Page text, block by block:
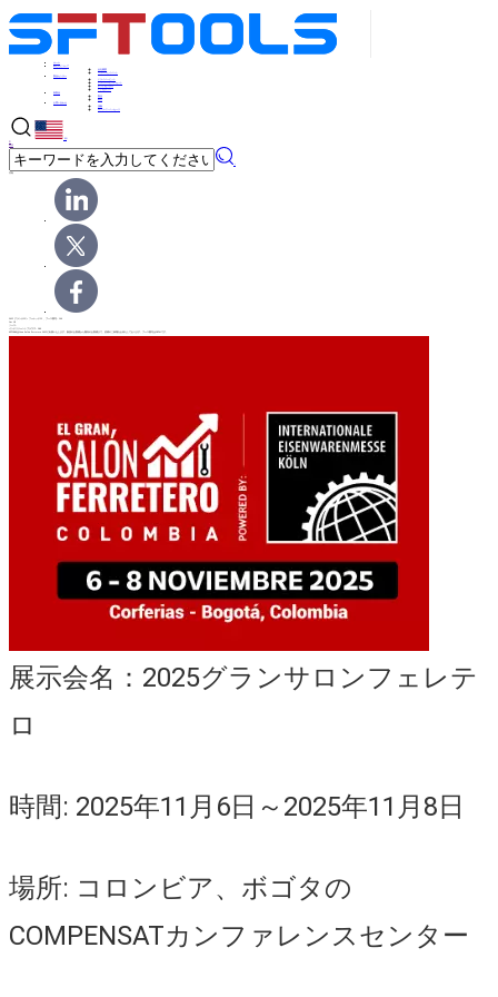
ホーム
私たちについて
会社概要
ニュースとイベント
製品センター
ドライバービット
ドライバービットセット
ナットセッター
アクセサリー
新製品
製品
装置
お問い合わせ
接触
オンラインメッセージ
EN
英語
×
共有
2025 グランサロン フェレッテロ 、ブース番号: 306
Oct 18
ソース:
インテリジェントブラウズ: 289
SFTOOLSはGran Salón Ferretero 2025に出展いたします。新規のお客様から既存のお客様まで、皆様のご来場をお待ちしております。ブース番号は5B701です。
展示会名：2025グランサロンフェレテ
ロ
時間: 2025年11月6日～2025年11月8日
場所: コロンビア、ボゴタの
COMPENSATカンファレンスセンター